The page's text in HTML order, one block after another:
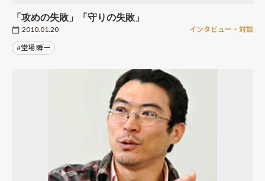
「攻めの失敗」「守りの失敗」
2010.01.20 インタビュー・対談
#堂場 瞬一